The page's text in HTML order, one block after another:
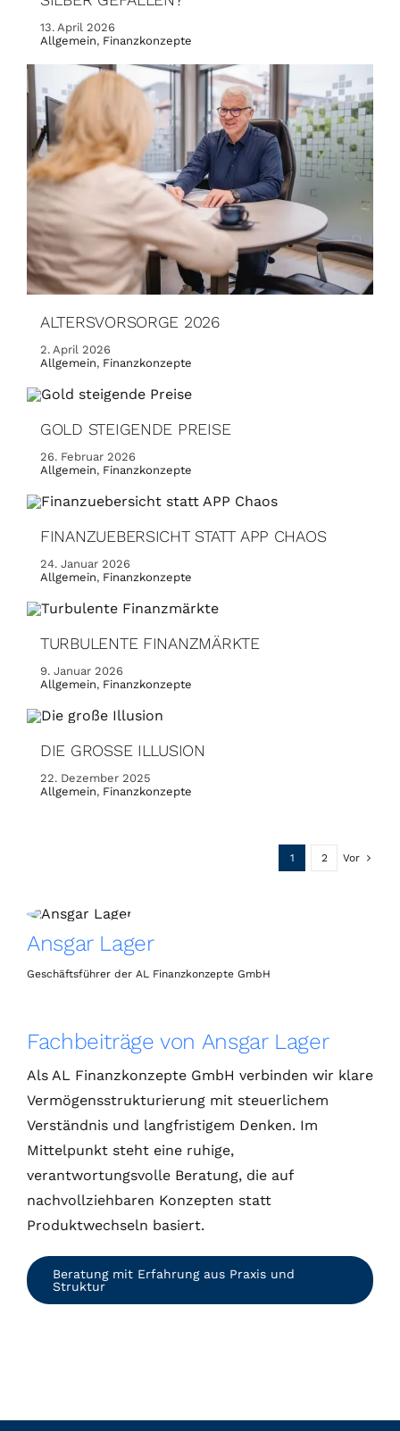
13. April 2026
Allgemein, Finanzkonzepte
ALTERSVORSORGE 2026
2. April 2026
Allgemein, Finanzkonzepte
GOLD STEIGENDE PREISE
26. Februar 2026
Allgemein, Finanzkonzepte
FINANZUEBERSICHT STATT APP CHAOS
24. Januar 2026
Allgemein, Finanzkonzepte
TURBULENTE FINANZMÄRKTE
9. Januar 2026
Allgemein, Finanzkonzepte
DIE GROSSE ILLUSION
22. Dezember 2025
Allgemein, Finanzkonzepte
1 2 Vor
Ansgar Lager
Geschäftsführer der AL Finanzkonzepte GmbH
Fachbeiträge von Ansgar Lager
Als AL Finanzkonzepte GmbH verbinden wir klare
Vermögensstrukturierung mit steuerlichem
Verständnis und langfristigem Denken. Im
Mittelpunkt steht eine ruhige,
verantwortungsvolle Beratung, die auf
nachvollziehbaren Konzepten statt
Produktwechseln basiert.
Beratung mit Erfahrung aus Praxis und
Struktur